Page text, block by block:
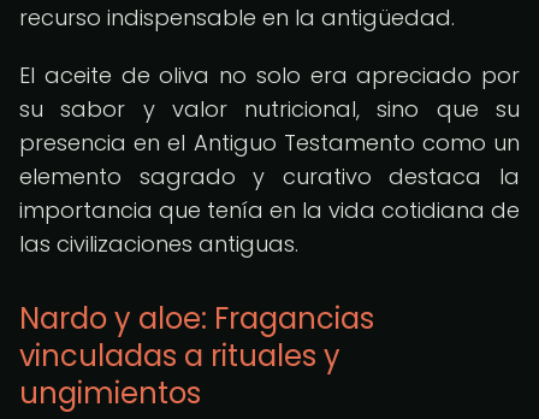
recurso indispensable en la antigüedad.
El aceite de oliva no solo era apreciado por
su sabor y valor nutricional, sino que su
presencia en el Antiguo Testamento como un
elemento sagrado y curativo destaca la
importancia que tenía en la vida cotidiana de
las civilizaciones antiguas.
Nardo y aloe: Fragancias
vinculadas a rituales y
ungimientos